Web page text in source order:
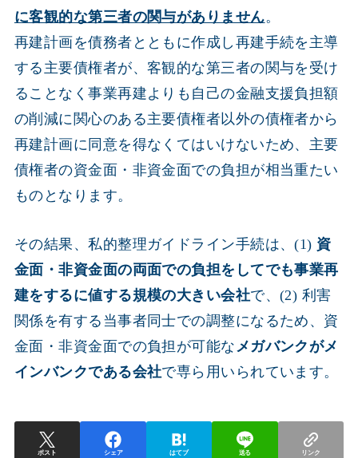
に客観的な第三者の関与がありません。
再建計画を債務者とともに作成し再建手続を主導
する主要債権者が、客観的な第三者の関与を受け
ることなく事業再建よりも自己の金融支援負担額
の削減に関心のある主要債権者以外の債権者から
再建計画に同意を得なくてはいけないため、主要
債権者の資金面・非資金面での負担が相当重たい
ものとなります。
その結果、私的整理ガイドライン手続は、(1) 資
金面・非資金面の両面での負担をしてでも事業再
建をするに値する規模の大きい会社で、(2) 利害
関係を有する当事者同士での調整になるため、資
金面・非資金面での負担が可能な メガバンクがメ
インバンクである会社で専ら用いられています。
ポスト シェア はてブ 送る リンク